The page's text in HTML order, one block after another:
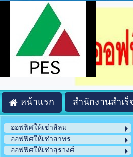
หน้าแรก สำนักงานสำเร็
ออฟฟิศให้เช่าสีลม
ออฟฟิศให้เช่าสาทร
ออฟฟิศให้เช่าสุรวงศ์